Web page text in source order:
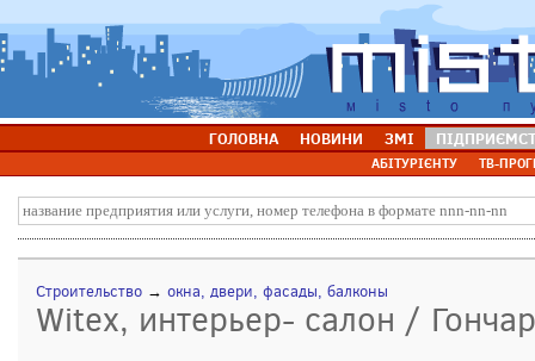
ГОЛОВНА НОВИНИ ЗМІ
АБІТУРІЄНТУ ТВ-
Строительство → окна, двери, фасады, балконы
Witex, интерьер- салон /